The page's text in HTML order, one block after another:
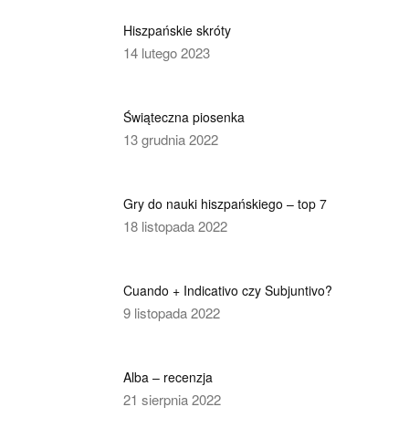
Hiszpańskie skróty
14 lutego 2023
Świąteczna piosenka
13 grudnia 2022
Gry do nauki hiszpańskiego – top 7
18 listopada 2022
Cuando + Indicativo czy Subjuntivo?
9 listopada 2022
Alba – recenzja
21 sierpnia 2022